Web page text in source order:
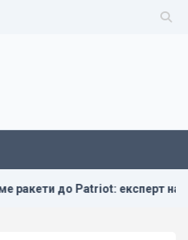
експерт назвав причини